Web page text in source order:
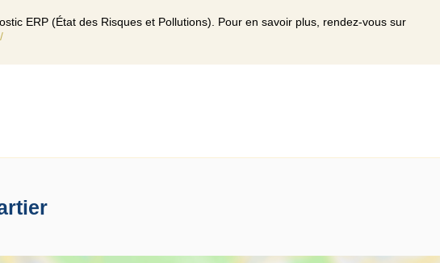
ERP (État des Risques et Pollutions). Pour en savoir plus, rendez-vous sur